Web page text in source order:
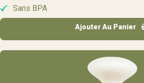
Sans BPA
Ajouter Au Panier